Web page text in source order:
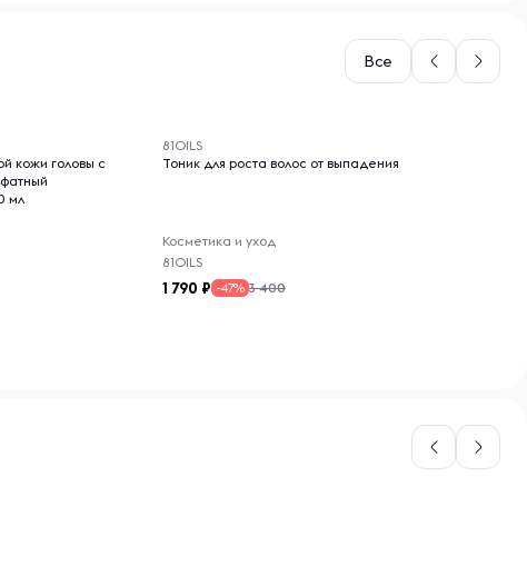
Все
кожи головы с
мл
81OILS
Тоник для роста волос от выпадения
Косметика и уход
81OILS
1 790 -47% 3 400